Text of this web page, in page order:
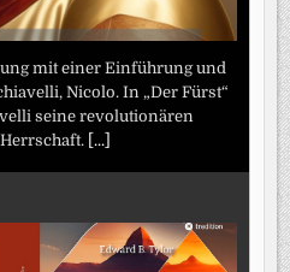
mit einer Einführung und
Nicolo. In „Der Fürst“
seine revolutionären
[...]